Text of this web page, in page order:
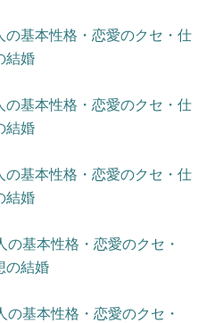
の基本性格・恋愛のクセ・仕
結婚
の基本性格・恋愛のクセ・仕
結婚
の基本性格・恋愛のクセ・仕
結婚
の基本性格・恋愛のクセ・
の結婚
の基本性格・恋愛のクセ・